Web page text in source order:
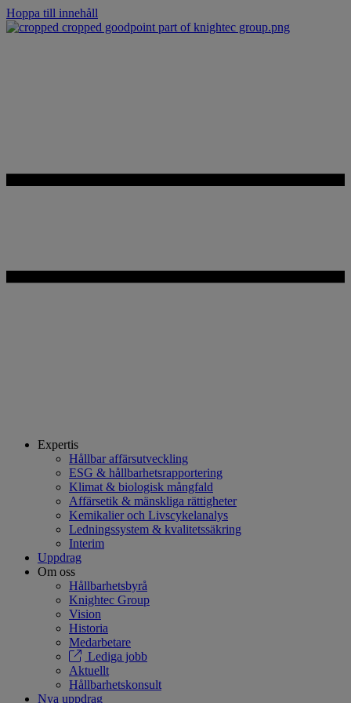
Hoppa till innehåll
Expertis
Hållbar affärsutveckling
ESG & hållbarhetsrapportering
Klimat & biologisk mångfald
Affärsetik & mänskliga rättigheter
Kemikalier och Livscykelanalys
Ledningssystem & kvalitetssäkring
Interim
Uppdrag
Om oss
Hållbarhetsbyrå
Knightec Group
Vision
Historia
Medarbetare
Lediga jobb
Aktuellt
Hållbarhetskonsult
Nya uppdrag